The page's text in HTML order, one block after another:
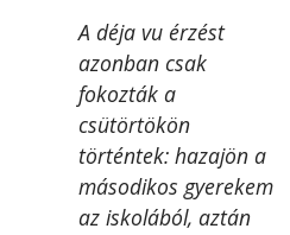
A déja vu érzést
azonban csak
fokozták a
csütörtökön
történtek: hazajön a
másodikos gyerekem
az iskolából, aztán